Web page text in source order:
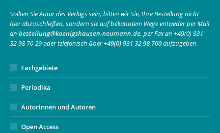
in
new
window
in
new
window
opens
in
new
window
Sollten Sie Autor des Verlags sein, bitten wir Sie, Ihre Bestellung nicht
hier abzuschließen, sondern sie auf bekanntem Wege entweder per Mail
an bestellung@koenigshausen-neumann.de, per Fax an +49(0) 931
32 98 70 29 oder telefonisch über+49(0) 931 32 98 700aufzugeben.
Fachgebiete
Periodika
Autorinnen und Autoren
Open Access